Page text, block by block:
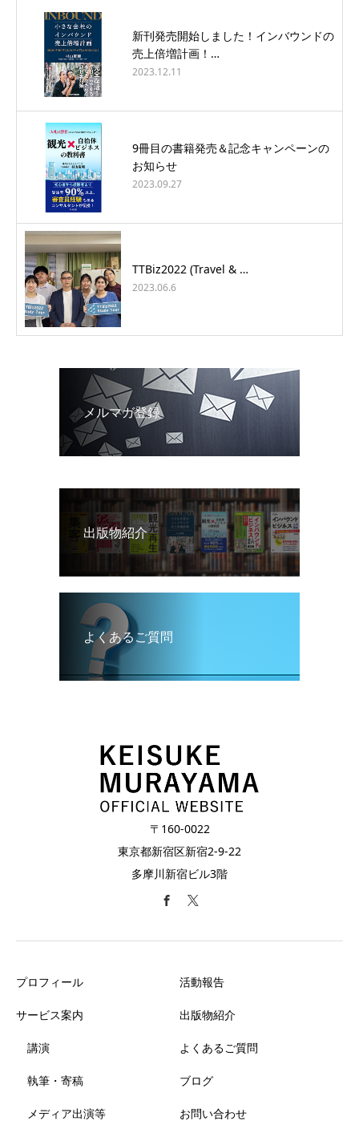
新刊発売開始しました！インバウンドの
売上倍増計画！…
2023.12.11
9冊目の書籍発売＆記念キャンペーンの
お知らせ
2023.09.27
TTBiz2022 (Travel & …
2023.06.6
メルマガ登録
出版物紹介
よくあるご質問
〒160-0022
東京都新宿区新宿2-9-22
多摩川新宿ビル3階
プロフィール
サービス案内
講演
執筆・寄稿
メディア出演等
活動報告
出版物紹介
よくあるご質問
ブログ
お問い合わせ